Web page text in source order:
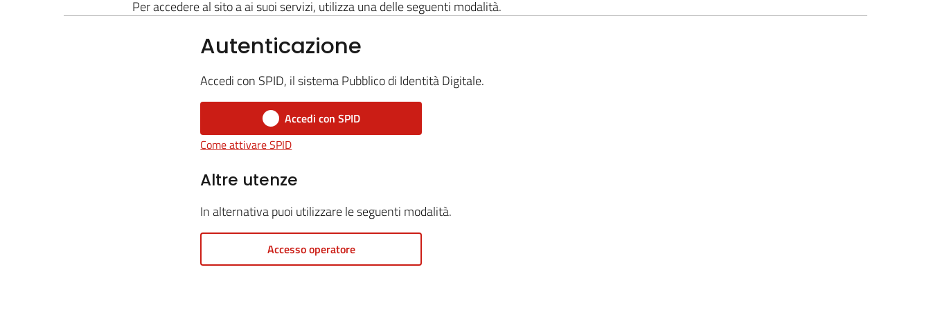
Per accedere al sito a ai suoi servizi, utilizza una delle seguenti modalità.
Autenticazione
Accedi con SPID, il sistema Pubblico di Identità Digitale.
Accedi con SPID
Come attivare SPID
Altre utenze
In alternativa puoi utilizzare le seguenti modalità.
Accesso operatore